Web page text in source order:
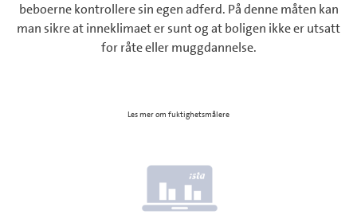
beboerne kontrollere sin egen adferd. På denne måten kan
man sikre at inneklimaet er sunt og at boligen ikke er utsatt
for råte eller muggdannelse.
Les mer om fuktighetsmålere